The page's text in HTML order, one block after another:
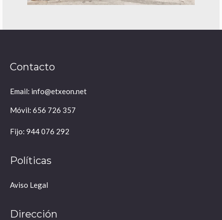
Contacto
Email: info@etxeon.net
Móvil: 656 726 357
Fijo: 944 076 292
Políticas
Aviso Legal
Dirección